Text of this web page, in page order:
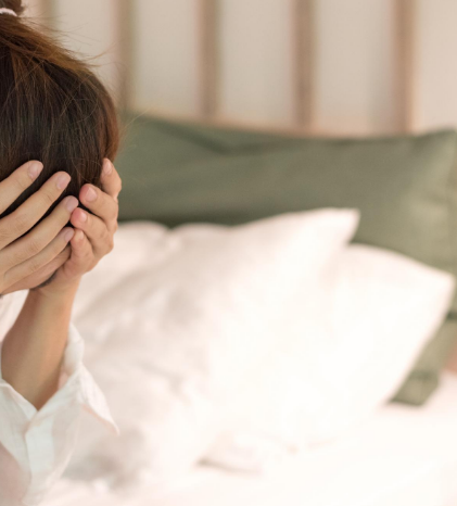
Fortes chaleurs :
pourquoi le risque de
noyade grimpe-t-il ?
Le Viagra pourrait-il
freiner la propagation du
cancer ?